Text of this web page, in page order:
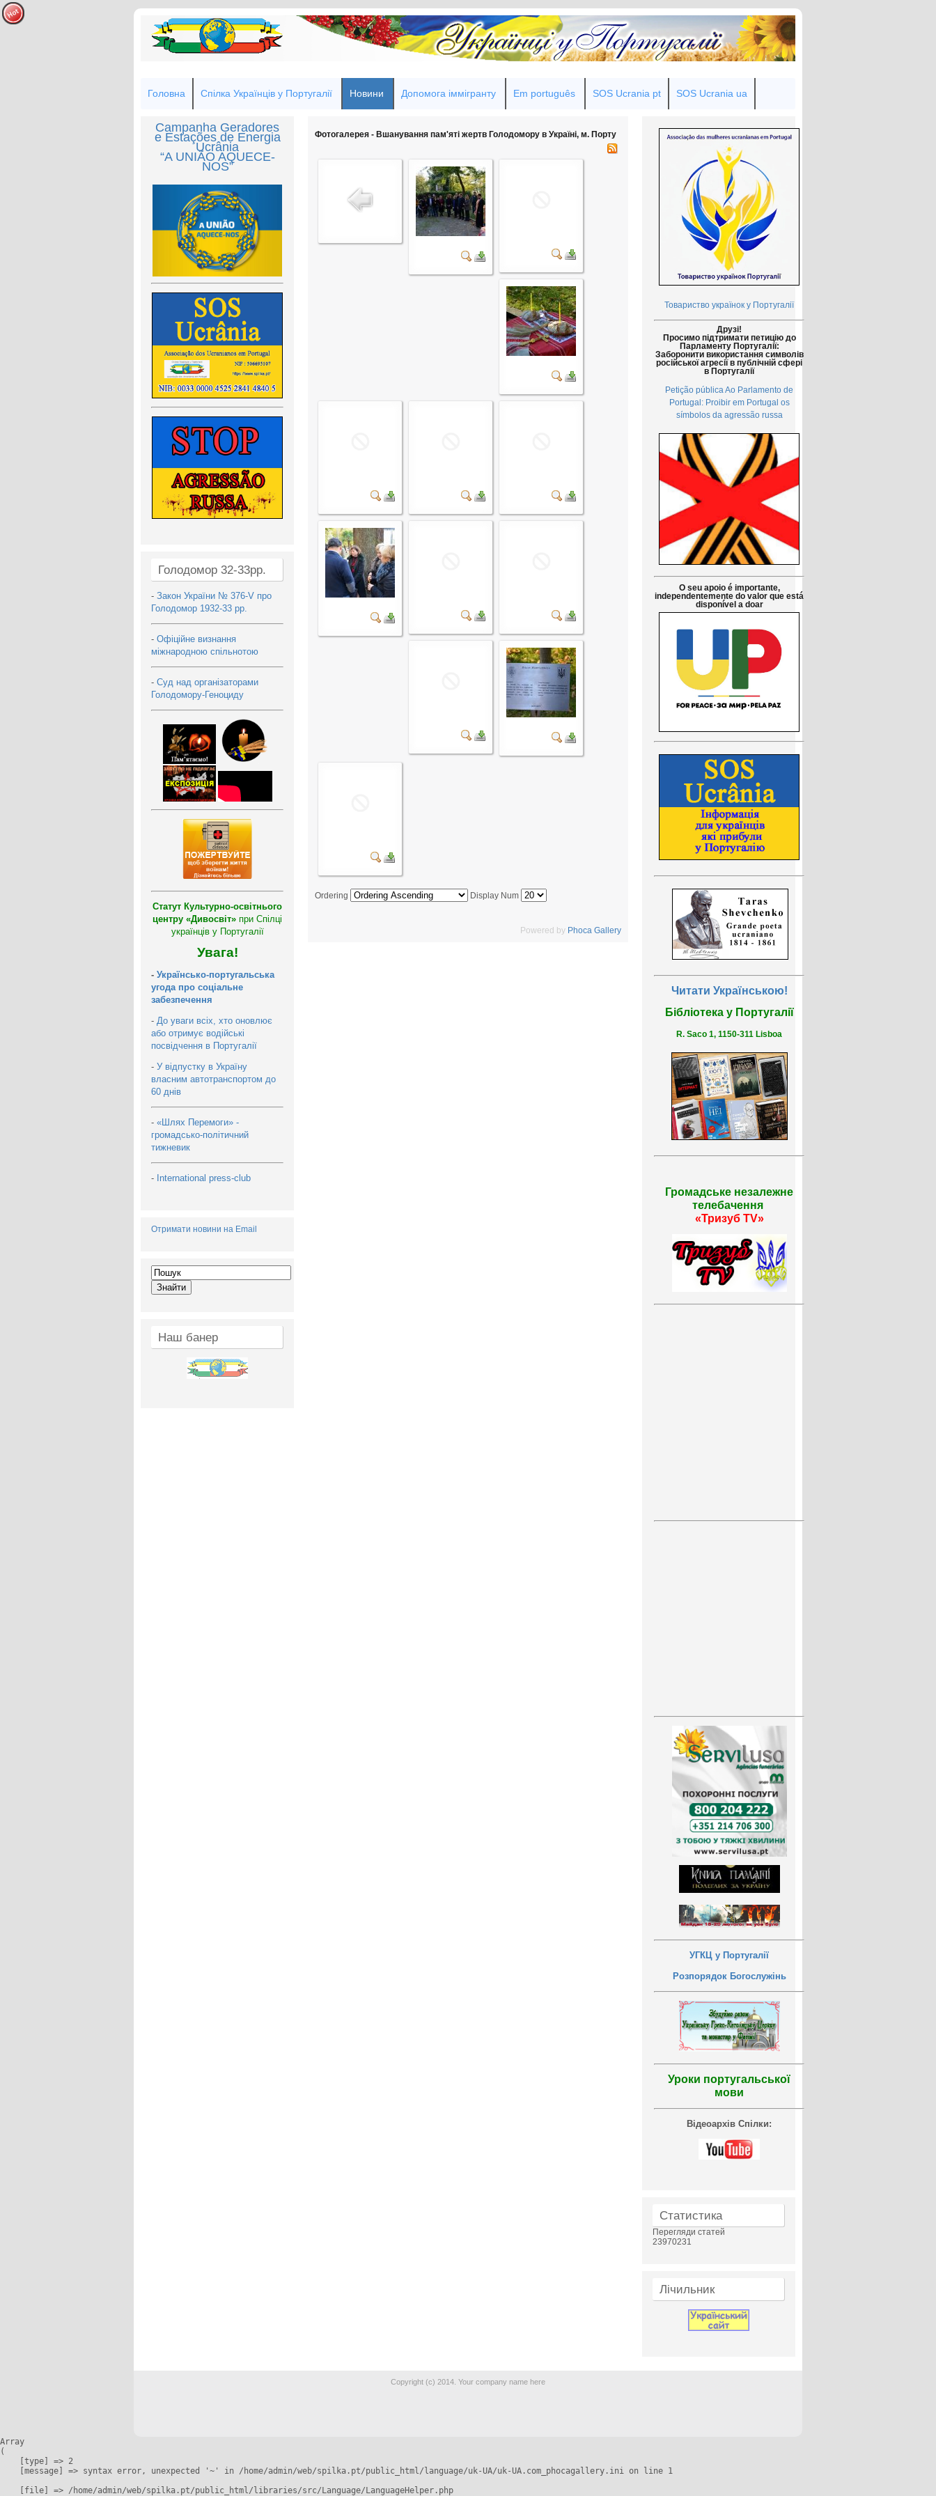
Головна Спілка Українців у Португалії Новини Допомога іммігранту Em português SOS Ucrania pt SOS Ucrania ua
Campanha Geradores
e Estações de Energia
Ucrânia
“A UNIÃO AQUECE-
NOS”
Голодомор 32-33рр.
- Закон України № 376-V про
Голодомор 1932-33 рр.
- Офіційне визнання
міжнародною спільнотою
- Суд над організаторами
Голодомору-Геноциду
Статут Культурно-освітнього
центру «Дивосвіт» при Спілці
українців у Португалії
Увага!
- Українсько-португальська
угода про соціальне
забезпечення
- До уваги всіх, хто оновлює
або отримує водійські
посвідчення в Португалії
- У відпустку в Україну
власним автотранспортом до
60 днів
- «Шлях Перемоги» -
громадсько-політичний
тижневик
- International press-club
Отримати новини на Email
Наш банер
Фотогалерея - Вшанування пам'яті жертв Голодомору в Україні, м. Порту
Ordering Display Num
Powered by Phoca Gallery
Товариство українок у Португалії
Друзі!
Просимо підтримати петицію до
Парламенту Португалії:
Заборонити використання символів
російської агресії в публічній сфері
в Португалії
Petição pública Ao Parlamento de
Portugal: Proibir em Portugal os
símbolos da agressão russa
O seu apoio é importante,
independentemente do valor que está
disponível a doar
Читати Українською!
Бібліотека у Португалії
R. Saco 1, 1150-311 Lisboa
Громадське незалежне
телебачення
«Тризуб TV»
УГКЦ у Португалії
Розпорядок Богослужінь
Уроки португальської
мови
Відеоархів Спілки:
Статистика
Перегляди статей
23970231
Лічильник
Copyright (c) 2014. Your company name here
Array
(
    [type] => 2
    [message] => syntax error, unexpected '~' in /home/admin/web/spilka.pt/public_html/language/uk-UA/uk-UA.com_phocagallery.ini on line 1
    [file] => /home/admin/web/spilka.pt/public_html/libraries/src/Language/LanguageHelper.php